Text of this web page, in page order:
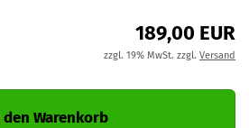
189,00 EUR
zzgl. 19% MwSt. zzgl. Versand
den Warenkorb